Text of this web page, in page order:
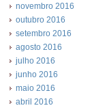
novembro 2016
outubro 2016
setembro 2016
agosto 2016
julho 2016
junho 2016
maio 2016
abril 2016